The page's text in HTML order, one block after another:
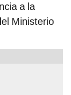
a la
Ministerio